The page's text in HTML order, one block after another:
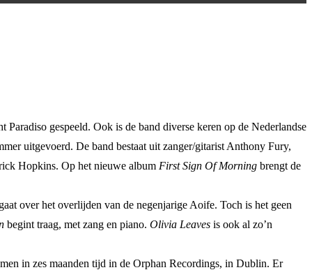
gespeeld. Ook is de band diverse keren op de Nederlandse
uitgevoerd. De band bestaat uit zanger/gitarist Anthony Fury,
Hopkins. Op het nieuwe album First Sign Of Morning brengt de
over het overlijden van de negenjarige Aoife. Toch is het geen
begint traag, met zang en piano. Olivia Leaves is ook al zo’n
in zes maanden tijd in de Orphan Recordings, in Dublin. Er